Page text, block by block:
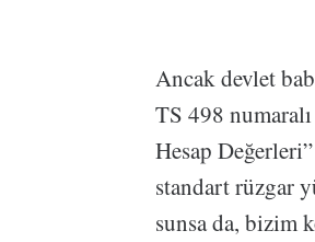
Ancak devlet
TS 498
Hesap
standart rüzgar
sunsa da, bizim